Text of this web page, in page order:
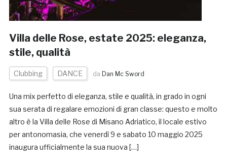
Villa delle Rose, estate 2025: eleganza,
stile, qualità
Clubbing DANCE da Dan Mc Sword
Una mix perfetto di eleganza, stile e qualità, in grado in ogni
sua serata di regalare emozioni di gran classe: questo e molto
altro è la Villa delle Rose di Misano Adriatico, il locale estivo
per antonomasia, che venerdì 9 e sabato 10 maggio 2025
inaugura ufficialmente la sua nuova […]